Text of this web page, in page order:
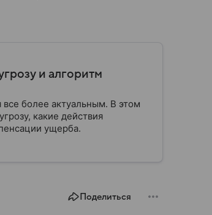
и алгоритм
более актуальным. В этом
какие действия
ущерба.
Поделиться